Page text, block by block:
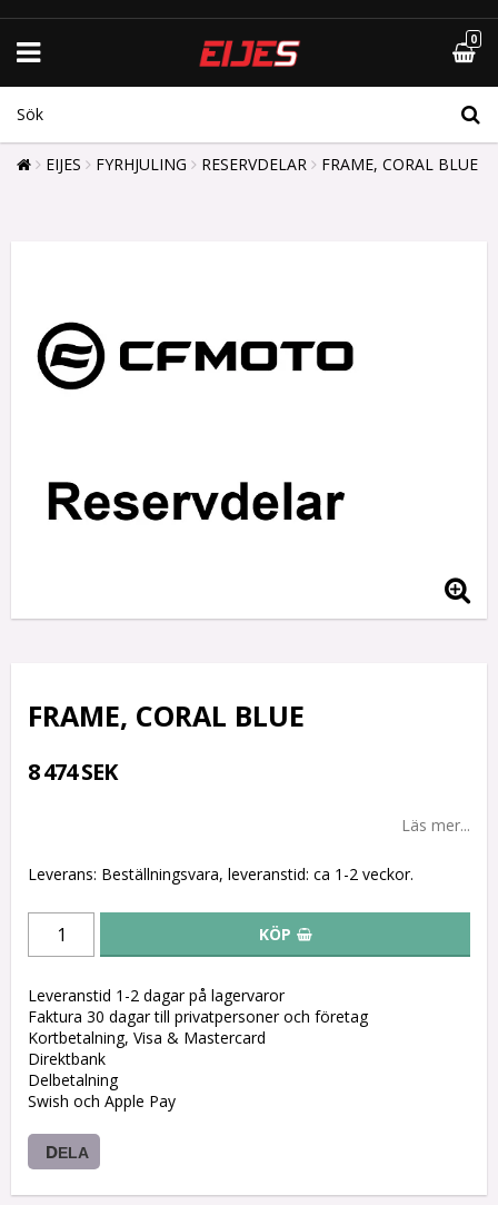
0
EIJES FYRHJULING RESERVDELAR FRAME, CORAL BLUE
FRAME, CORAL BLUE
8 474 SEK
Läs mer...
Leverans: Beställningsvara, leveranstid: ca 1-2 veckor.
KÖP
Leveranstid 1-2 dagar på lagervaror
Faktura 30 dagar till privatpersoner och företag
Kortbetalning, Visa & Mastercard
Direktbank
Delbetalning
Swish och Apple Pay
DELA